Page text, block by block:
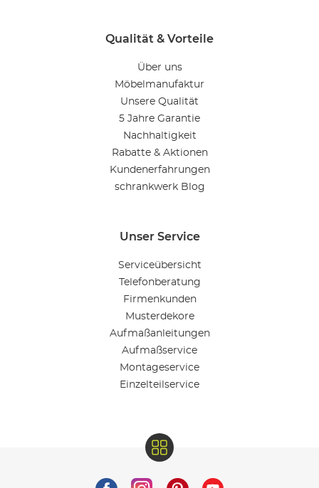
Qualität & Vorteile
Über uns
Möbelmanufaktur
Unsere Qualität
5 Jahre Garantie
Nachhaltigkeit
Rabatte & Aktionen
Kundenerfahrungen
schrankwerk Blog
Unser Service
Serviceübersicht
Telefonberatung
Firmenkunden
Musterdekore
Aufmaßanleitungen
Aufmaßservice
Montageservice
Einzelteilservice